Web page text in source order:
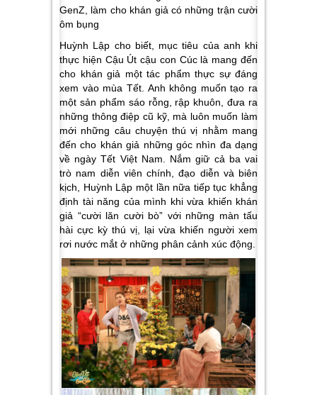
GenZ, làm cho khán giả có những trận cười
ôm bụng
Huỳnh Lập cho biết, mục tiêu của anh khi
thực hiện Cậu Út cậu con Cúc là mang đến
cho khán giả một tác phẩm thực sự đáng
xem vào mùa Tết. Anh không muốn tạo ra
một sản phẩm sáo rỗng, rập khuôn, đưa ra
những thông điệp cũ kỹ, mà luôn muốn làm
mới những câu chuyện thú vị nhằm mang
đến cho khán giả những góc nhìn đa dạng
về ngày Tết Việt Nam. Nắm giữ cả ba vai
trò nam diễn viên chính, đạo diễn và biên
kịch, Huỳnh Lập một lần nữa tiếp tục khẳng
định tài năng của mình khi vừa khiến khán
giả “cười lăn cười bò” với những màn tấu
hài cực kỳ thú vị, lại vừa khiến người xem
rơi nước mắt ở những phân cảnh xúc động.